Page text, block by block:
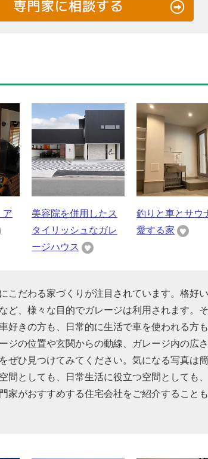
ア
美容院を併用したス
タイリッシュなガレ
ージハウス
釣りと車とサウ
愛する家
こだわる家づくりが注目されています。格好い
ど、様々な目的でガレージは利用されます。そ
好きの方も、日常的に生活で車を使われる方も
ジの位置や玄関からの動線、ガレージ内の広さ
ぜひ見つけてみてください。気になる写真は簡
間としても、日常生活に役立つ空間としても、
家がおすすめする住宅会社をご紹介することも